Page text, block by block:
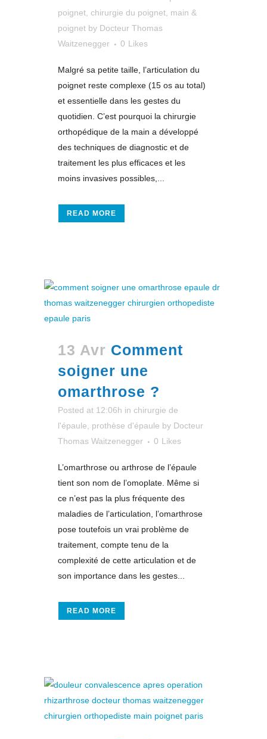
poignet chirurgie du poignet main &
poignet by Docteur Thomas
Waitzenegger
0 Likes
Malgré sa petite taille, l’articulation du
poignet reste complexe (15 os au total)
et essentielle dans les gestes du
quotidien. C’est pourquoi la chirurgie
orthopédique de la main a développé
des techniques de diagnostic et de
traitement les plus efficaces et les
moins invasives possibles,...
READ MORE
13 Avr Comment
soigner une
omarthrose ?
Posted at 12:06h in chirurgie de
l'épaule
prothèse d'épaule by Docteur
Thomas Waitzenegger
0 Likes
L’omarthrose ou arthrose de l’épaule
tient son nom de l’omoplate. Même si
ce n’est pas la plus fréquente des
maladies de l’articulation, l’omarthrose
pose toutefois un vrai problème de
traitement, compte tenu de la
complexité de cette articulation et de
son importance dans les gestes...
READ MORE